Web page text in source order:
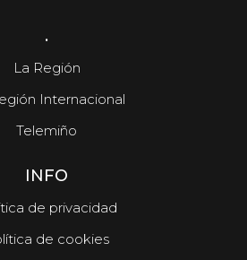
.
La Región
Internacional
Telemiño
INFO
de privacidad
de cookies